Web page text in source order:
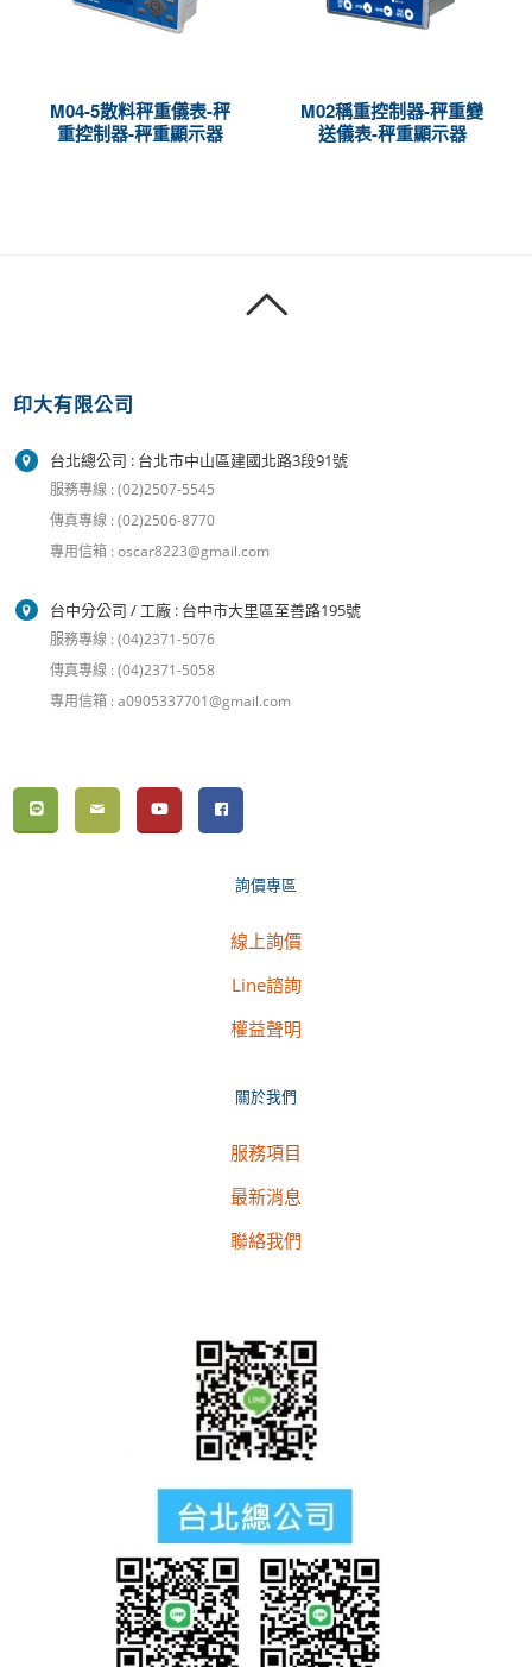
M04-5散料秤重儀表-秤
重控制器-秤重顯示器
M02稱重控制器-秤重變
送儀表-秤重顯示器
印大有限公司
台北總公司 : 台北市中山區建國北路3段91號
服務專線 : (02)2507-5545
傳真專線 : (02)2506-8770
專用信箱 : oscar8223@gmail.com
台中分公司 / 工廠 : 台中市大里區至善路195號
服務專線 : (04)2371-5076
傳真專線 : (04)2371-5058
專用信箱 : a0905337701@gmail.com
詢價專區
線上詢價
Line諮詢
權益聲明
關於我們
服務項目
最新消息
聯絡我們